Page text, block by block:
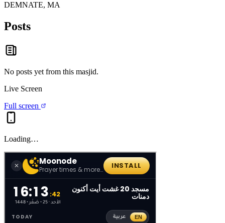
DEMNATE, MA
Posts
No posts yet from this masjid.
Live Screen
Full screen
Loading…